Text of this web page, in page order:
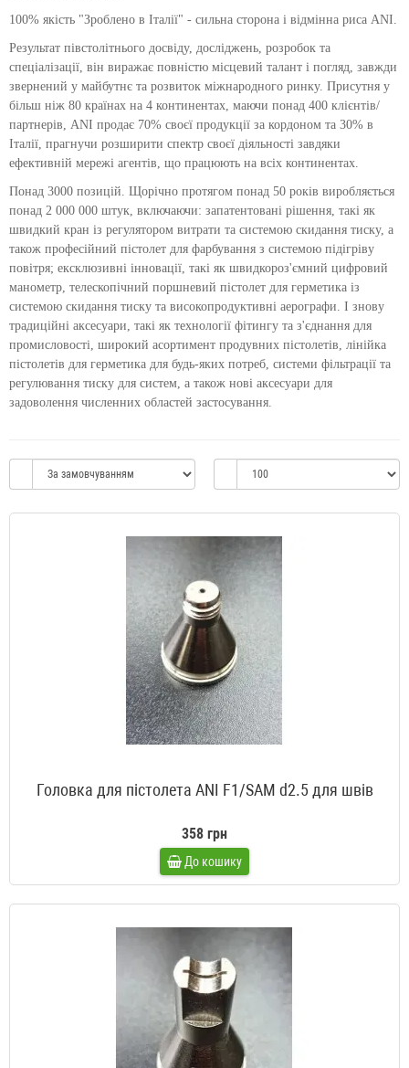
100% якість "Зроблено в Італії" - сильна сторона і відмінна риса ANI.
Результат півстолітнього досвіду, досліджень, розробок та
спеціалізації, він виражає повністю місцевий талант і погляд, завжди
звернений у майбутнє та розвиток міжнародного ринку. Присутня у
більш ніж 80 країнах на 4 континентах, маючи понад 400 клієнтів/
партнерів, ANI продає 70% своєї продукції за кордоном та 30% в
Італії, прагнучи розширити спектр своєї діяльності завдяки
ефективній мережі агентів, що працюють на всіх континентах.
Понад 3000 позицій. Щорічно протягом понад 50 років виробляється
понад 2 000 000 штук, включаючи: запатентовані рішення, такі як
швидкий кран із регулятором витрати та системою скидання тиску, а
також професійний пістолет для фарбування з системою підігріву
повітря; ексклюзивні інновації, такі як швидкороз'ємний цифровий
манометр, телескопічний поршневий пістолет для герметика із
системою скидання тиску та високопродуктивні аерографи. І знову
традиційні аксесуари, такі як технології фітингу та з'єднання для
промисловості, широкий асортимент продувних пістолетів, лінійка
пістолетів для герметика для будь-яких потреб, системи фільтрації та
регулювання тиску для систем, а також нові аксесуари для
задоволення численних областей застосування.
Головка для пістолета ANI F1/SAM d2.5 для швів
358 грн
До кошику